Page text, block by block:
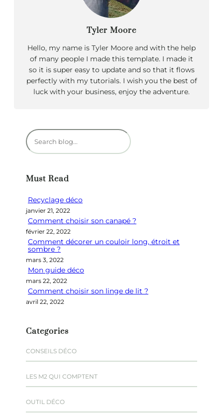
Tyler Moore
Hello, my name is Tyler Moore and with the help
of many people I made this template. I made it
so it is super easy to update and so that it flows
perfectly with my tutorials. I wish you the best of
luck with your business, enjoy the adventure.
R
e
e
c
h
e
Must Read
Recyclage déco
janvier 21, 2022
Comment choisir son canapé ?
février 22, 2022
Comment décorer un couloir long, étroit et
sombre ?
mars 3, 2022
Mon guide déco
mars 22, 2022
Comment choisir son linge de lit ?
avril 22, 2022
Categories
CONSEILS DÉCO
LES M2 QUI COMPTENT
OUTIL DÉCO